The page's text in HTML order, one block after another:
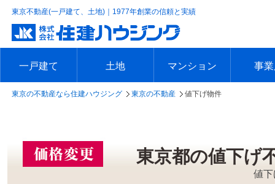
東京不動産(一戸建て、土地)｜1977年創業の信頼と実績
一戸建て
エリアで探す
沿線で探す
新築一戸建て
中古一戸建て
本日の新着物件
今週の新着物件
土地
エリアで探す
沿線で探す
本日の新着物件
今週の新着物件
マンション
エリアで探す
沿線で探す
本日の新着物件
今週の新着物件
事
東京の不動産なら住建ハウジング 東京の不動産 値下げ物件
東京都の値下げ
値